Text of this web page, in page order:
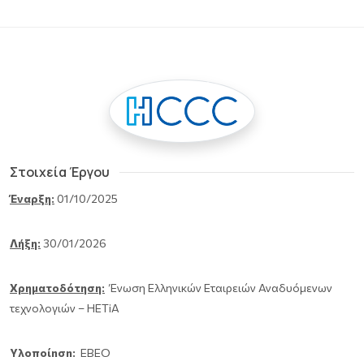
Στοιχεία Έργου
Έναρξη: 01/10/2025
Λήξη: 30/01/2026
Χρηματοδότηση: Ένωση Ελληνικών Εταιρειών Αναδυόμενων
τεχνολογιών – HETiA
Υλοποίηση: ΕΒΕΟ